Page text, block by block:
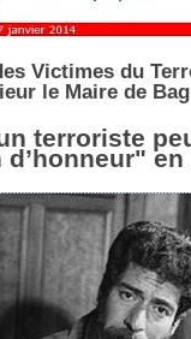
Victimes du
le Maire de
terroriste
en